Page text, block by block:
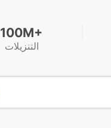
100M+
التنزيلات